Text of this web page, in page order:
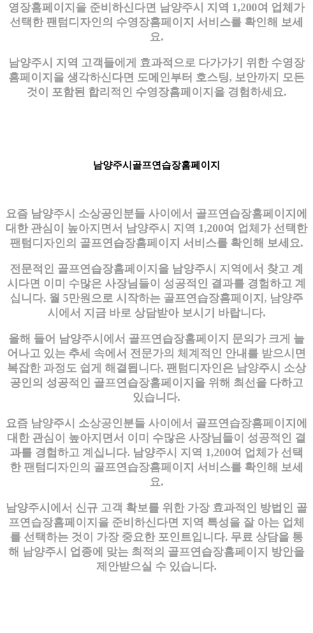
영장홈페이지을 준비하신다면 남양주시 지역 1,200여 업체가
선택한 팬텀디자인의 수영장홈페이지 서비스를 확인해 보세
요.
남양주시 지역 고객들에게 효과적으로 다가가기 위한 수영장
홈페이지을 생각하신다면 도메인부터 호스팅, 보안까지 모든
것이 포함된 합리적인 수영장홈페이지을 경험하세요.
남양주시골프연습장홈페이지
요즘 남양주시 소상공인분들 사이에서 골프연습장홈페이지에
대한 관심이 높아지면서 남양주시 지역 1,200여 업체가 선택한
팬텀디자인의 골프연습장홈페이지 서비스를 확인해 보세요.
전문적인 골프연습장홈페이지을 남양주시 지역에서 찾고 계
시다면 이미 수많은 사장님들이 성공적인 결과를 경험하고 계
십니다. 월 5만원으로 시작하는 골프연습장홈페이지, 남양주
시에서 지금 바로 상담받아 보시기 바랍니다.
올해 들어 남양주시에서 골프연습장홈페이지 문의가 크게 늘
어나고 있는 추세 속에서 전문가의 체계적인 안내를 받으시면
복잡한 과정도 쉽게 해결됩니다. 팬텀디자인은 남양주시 소상
공인의 성공적인 골프연습장홈페이지을 위해 최선을 다하고
있습니다.
요즘 남양주시 소상공인분들 사이에서 골프연습장홈페이지에
대한 관심이 높아지면서 이미 수많은 사장님들이 성공적인 결
과를 경험하고 계십니다. 남양주시 지역 1,200여 업체가 선택
한 팬텀디자인의 골프연습장홈페이지 서비스를 확인해 보세
요.
남양주시에서 신규 고객 확보를 위한 가장 효과적인 방법인 골
프연습장홈페이지을 준비하신다면 지역 특성을 잘 아는 업체
를 선택하는 것이 가장 중요한 포인트입니다. 무료 상담을 통
해 남양주시 업종에 맞는 최적의 골프연습장홈페이지 방안을
제안받으실 수 있습니다.